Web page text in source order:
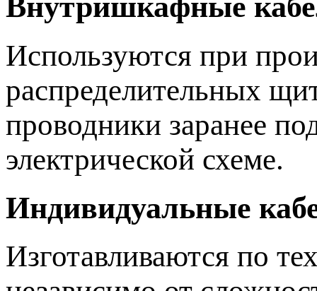
Используются при
распределительных
проводники заранее
электрической схеме.
Индивидуальные
Изготавливаются по